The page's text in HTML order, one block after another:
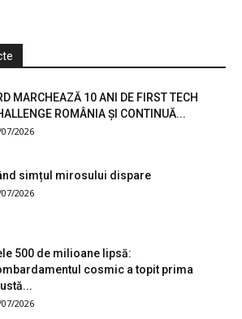
MARCHEAZĂ 10 ANI DE FIRST TECH
ROMÂNIA ȘI CONTINUĂ...
2026
simțul mirosului dispare
2026
500 de milioane lipsă:
cosmic a topit prima
2026